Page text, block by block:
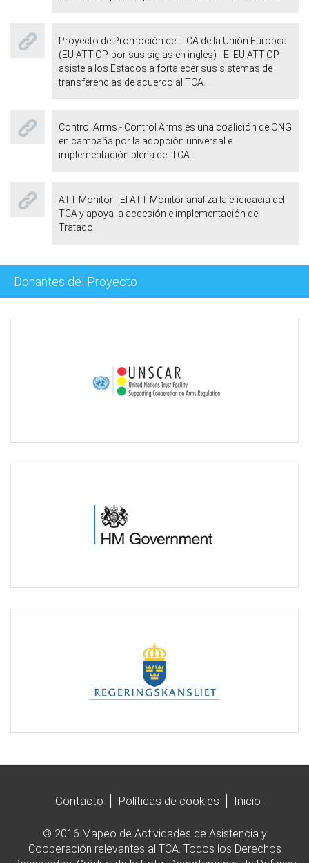
Proyecto de Promoción del TCA de la Unión Europea
(EU ATT-OP, por sus siglas en ingles) - El EU ATT-OP
asiste a los Estados a fortalecer sus sistemas de
transferencias de acuerdo al TCA.
Control Arms - Control Arms es una coalición de ONG
en campaña por la adopción universal e
implementación plena del TCA.
ATT Monitor - El ATT Monitor analiza la eficicacia del
TCA y apoya la accesión e implementación del
Tratado.
Donantes del Proyecto
Contacto Políticas de cookies Inicio
© 2016 Mapeo de Actividades de Asistencia y
Cooperación relevantes al TCA. Todos los Derechos